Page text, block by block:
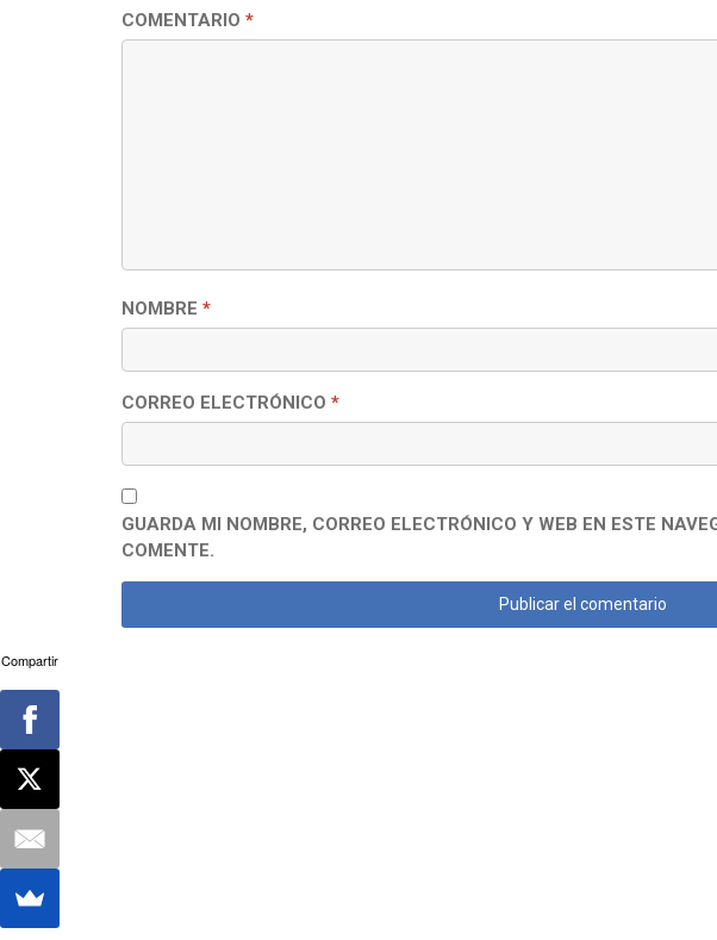
COMENTARIO *
NOMBRE *
CORREO ELECTRÓNICO *
GUARDA MI NOMBRE, CORREO ELECTRÓNICO Y WEB EN ESTE
COMENTE.
Compartir